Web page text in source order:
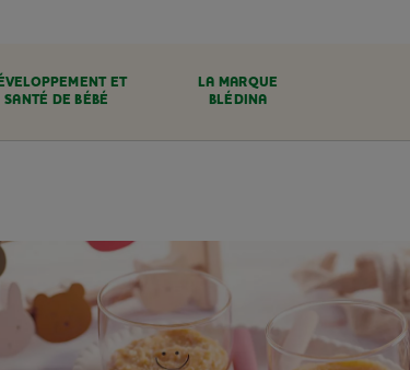
ET
SANTÉ DE BÉBÉ
LA MARQUE
BLÉDINA